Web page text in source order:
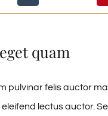
quam
pulvinar felis auctor
lectus auctor.